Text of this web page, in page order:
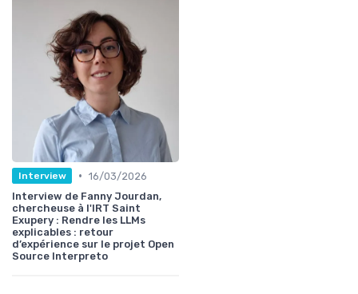
Interview • 16/03/2026
Interview de Fanny Jourdan,
chercheuse à l'IRT Saint
Exupery : Rendre les LLMs
explicables : retour
d’expérience sur le projet Open
Source Interpreto